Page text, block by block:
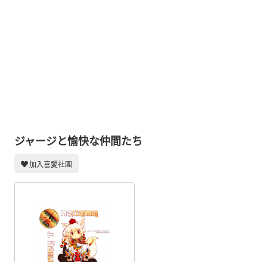
交流中心
攤位轉讓區
會員功能選單
會員中心
註冊會員
登入
ジャージと愉快な仲間たち
加入喜愛社團